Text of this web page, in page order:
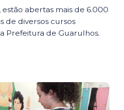
abertas mais de 6.000
de diversos cursos
Prefeitura de Guarulhos.